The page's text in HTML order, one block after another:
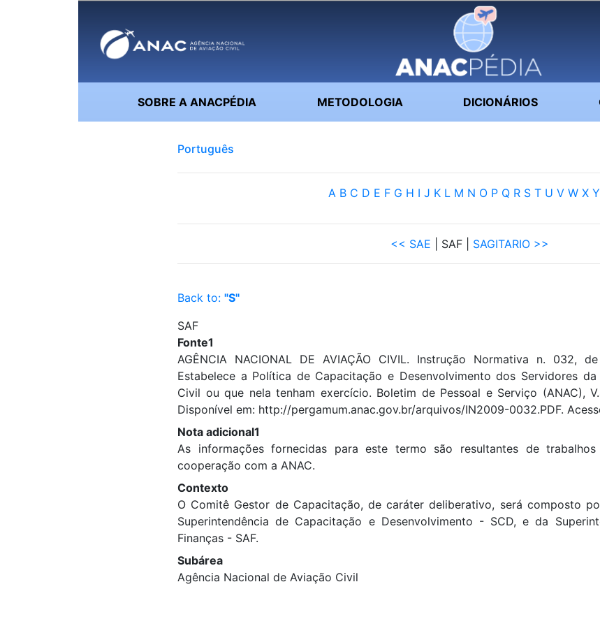
SOBRE A ANACPÉDIA METODOLOGIA DICIONÁRIOS
Português
A B C D E F G H I J K L M N O P Q R S T U V W X Y
<< SAE | SAF | SAGITARIO >>
Back to: "S"
SAF
Fonte1
AGÊNCIA NACIONAL DE AVIAÇÃO CIVIL. Instrução Normativa n. 032,
Estabelece a Política de Capacitação e Desenvolvimento dos Servidores
Civil ou que nela tenham exercício. Boletim de Pessoal e Serviço (ANAC),
Disponível em: http://pergamum.anac.gov.br/arquivos/IN2009-0032.PDF.
Nota adicional1
As informações fornecidas para este termo são resultantes de
cooperação com a ANAC.
Contexto
O Comitê Gestor de Capacitação, de caráter deliberativo, será composto
Superintendência de Capacitação e Desenvolvimento - SCD, e da
Finanças - SAF.
Subárea
Agência Nacional de Aviação Civil